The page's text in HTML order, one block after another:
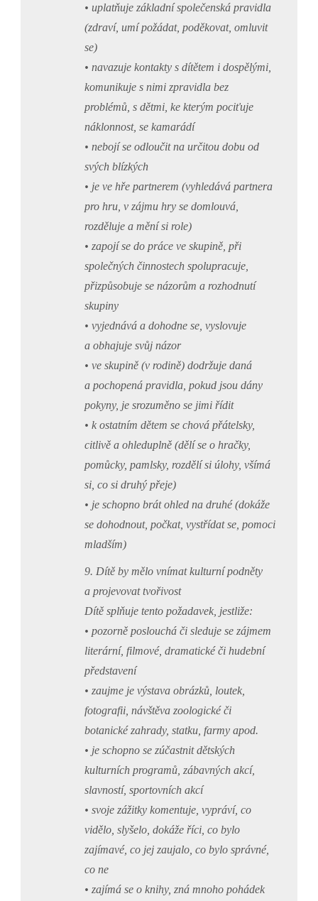
• uplatňuje základní společenská pravidla
(zdraví, umí požádat, poděkovat, omluvit
se)
• navazuje kontakty s dítětem i dospělými,
komunikuje s nimi zpravidla bez
problémů, s dětmi, ke kterým pociťuje
náklonnost, se kamarádí
• nebojí se odloučit na určitou dobu od
svých blízkých
• je ve hře partnerem (vyhledává partnera
pro hru, v zájmu hry se domlouvá,
rozděluje a mění si role)
• zapojí se do práce ve skupině, při
společných činnostech spolupracuje,
přizpůsobuje se názorům a rozhodnutí
skupiny
• vyjednává a dohodne se, vyslovuje
a obhajuje svůj názor
• ve skupině (v rodině) dodržuje daná
a pochopená pravidla, pokud jsou dány
pokyny, je srozuměno se jimi řídit
• k ostatním dětem se chová přátelsky,
citlivě a ohleduplně (dělí se o hračky,
pomůcky, pamlsky, rozdělí si úlohy, všímá
si, co si druhý přeje)
• je schopno brát ohled na druhé (dokáže
se dohodnout, počkat, vystřídat se, pomoci
mladším)
9. Dítě by mělo vnímat kulturní podněty
a projevovat tvořivost
Dítě splňuje tento požadavek, jestliže:
• pozorně poslouchá či sleduje se zájmem
literární, filmové, dramatické či hudební
představení
• zaujme je výstava obrázků, loutek,
fotografii, návštěva zoologické či
botanické zahrady, statku, farmy apod.
• je schopno se zúčastnit dětských
kulturních programů, zábavných akcí,
slavností, sportovních akcí
• svoje zážitky komentuje, vypráví, co
vidělo, slyšelo, dokáže říci, co bylo
zajímavé, co jej zaujalo, co bylo správné,
co ne
• zajímá se o knihy, zná mnoho pohádek